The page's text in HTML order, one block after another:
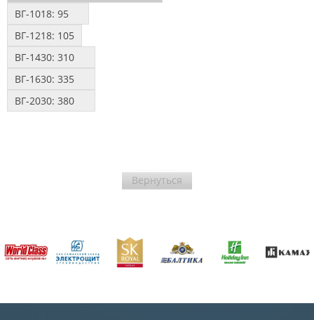
ВГ-1018: 95
ВГ-1218: 105
ВГ-1430: 310
ВГ-1630: 335
ВГ-2030: 380
Вернуться